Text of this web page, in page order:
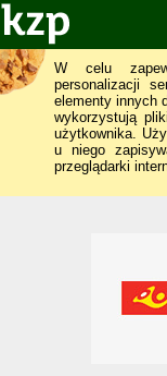
W celu
personalizacji
elementy innych
wykorzystują
użytkownika.
u niego
przeglądarki